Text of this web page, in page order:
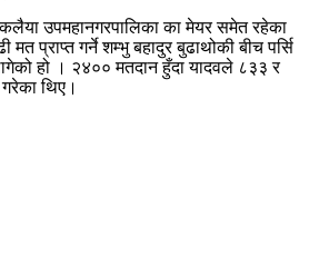
कलैया उपमहानगरपालिका का मेयर समेत रहेका
मत प्राप्त गर्ने शम्भु बहादुर बुढाथोकी बीच पर्सि
हो । २४०० मतदान हुँदा यादवले ८३३ र
थिए।